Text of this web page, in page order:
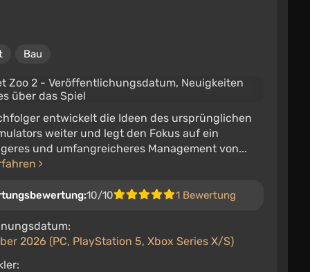
Bau
entwickelt die Ideen des ursprünglichen
weiter und legt den Fokus auf ein
und umfangreicheres Management von...
10/10 1 Bewertung
2026 (PC, PlayStation 5, Xbox Series X/S)